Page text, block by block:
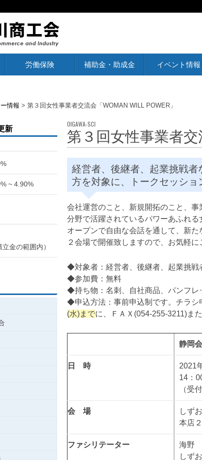
労働保険 補助金・助成金 イベント情報
情報 > 第３回女性事業者交流会「WOMAN WILL POWER」
第３回女性事業者交流
経営者、後継者、起業挑戦
方を対象に、トークセッショ
会社運営のこと、新規開拓のこと、
分野で活躍されているパワーあふれ
オープンで自由な会話を通して、新
２会場で開催致しますので、お気軽に
◆対象者：経営者、後継者、起業挑戦
◆参加費：無料
◆持ち物：名刺、自社商品、パンフレ
◆申込方法：事前申込制です。チラシ
(水)までに、ＦＡＸ(054-255-3211)ま
静岡
日 時
2021
14：
（受
会 場
しず
本店
ファシリテーター
海野
しず
新
~ 4.90%
立金の範囲内）